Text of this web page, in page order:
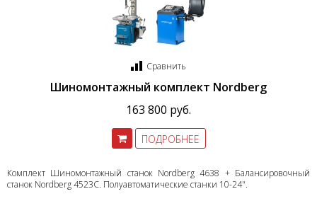
Сравнить
Шиномонтажный комплект Nordberg
163 800 руб.
ПОДРОБНЕЕ
Комплект Шиномонтажный станок Nordberg 4638 + Балансировочный
станок Nordberg 4523C. Полуавтоматические станки 10-24".